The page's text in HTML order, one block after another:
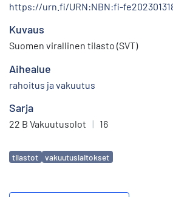
https://urn.fi/URN:NBN:fi-
Kuvaus
Suomen virallinen tilasto (SVT)
Aihealue
rahoitus ja vakuutus
Sarja
22 B Vakuutusolot | 16
Avainsanat
tilastot vakuutuslaitokset